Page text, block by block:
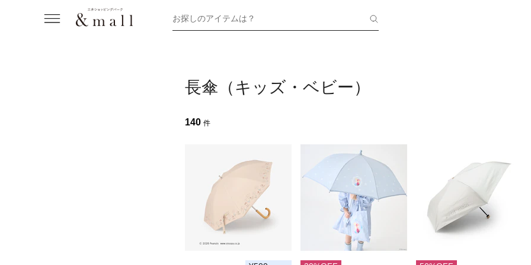
お探しのアイテムは？
長傘（キッズ・ベビー）
140 件